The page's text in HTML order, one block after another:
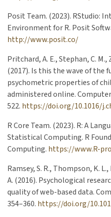
Posit Team. (2023). RStudio:
Environment for R. Posit
http://www.posit.co/
Pritchard, A. E., Stephan, C. M.,
(2017). Is this the wave of the
psychometric properties of
administered online.
522. https://doi.org/10.1016/
R Core Team. (2023). R: A
Statistical Computing. R
Computing. https://www.R-
Ramsey, S. R., Thompson, K.
A. (2016). Psychological
quality of web-based data.
354–360. https://doi.org/